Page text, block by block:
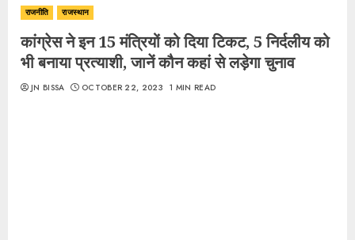
राजनीति राजस्थान
कांग्रेस ने इन 15 मंत्रियों को दिया टिकट, 5 निर्दलीय को
भी बनाया प्रत्याशी, जानें कौन कहां से लड़ेगा चुनाव
JN BISSA OCTOBER 22, 2023 1 MIN READ